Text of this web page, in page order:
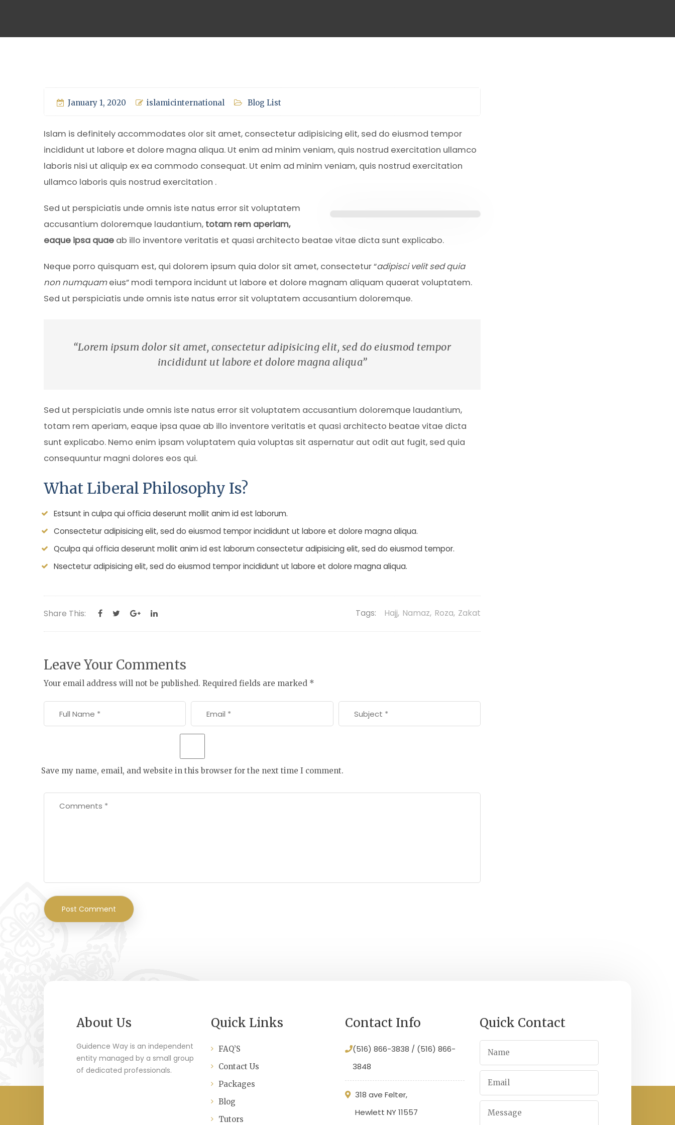
January 1, 2020 islamicinternational Blog List
Islam is definitely accommodates olor sit amet, consectetur adipisicing elit, sed do eiusmod tempor
incididunt ut labore et dolore magna aliqua. Ut enim ad minim veniam, quis nostrud exercitation ullamco
laboris nisi ut aliquip ex ea commodo consequat. Ut enim ad minim veniam, quis nostrud exercitation
ullamco laboris quis nostrud exercitation .
Sed ut perspiciatis unde omnis iste natus error sit voluptatem
accusantium doloremque laudantium, totam rem aperiam,
eaque ipsa quae ab illo inventore veritatis et quasi architecto beatae vitae dicta sunt explicabo.
Neque porro quisquam est, qui dolorem ipsum quia dolor sit amet, consectetur “adipisci velit sed quia
non numquameius” modi tempora incidunt ut labore et dolore magnam aliquam quaerat voluptatem.
Sed ut perspiciatis unde omnis iste natus error sit voluptatem accusantium doloremque.
“Lorem ipsum dolor sit amet, consectetur adipisicing elit, sed do eiusmod tempor
incididunt ut labore et dolore magna aliqua”
Sed ut perspiciatis unde omnis iste natus error sit voluptatem accusantium doloremque laudantium,
totam rem aperiam, eaque ipsa quae ab illo inventore veritatis et quasi architecto beatae vitae dicta
sunt explicabo. Nemo enim ipsam voluptatem quia voluptas sit aspernatur aut odit aut fugit, sed quia
consequuntur magni dolores eos qui.
What Liberal Philosophy Is?
Estsunt in culpa qui officia deserunt mollit anim id est laborum.
Consectetur adipisicing elit, sed do eiusmod tempor incididunt ut labore et dolore magna aliqua.
Qculpa qui officia deserunt mollit anim id est laborum consectetur adipisicing elit, sed do eiusmod tempor.
Nsectetur adipisicing elit, sed do eiusmod tempor incididunt ut labore et dolore magna aliqua.
Share This: Tags: Hajj, Namaz, Roza, Zakat
Leave Your Comments
Your email address will not be published. Required fields are marked *
Save my name, email, and website in this browser for the next time I comment.
About Us
Guidence Way is an independent
entity managed by a small group
of dedicated professionals.
Quick Links
FAQ’S
Contact Us
Packages
Blog
Tutors
Contact Info
(516) 866-3838 / (516) 866-
3848
318 ave Felter,
Hewlett NY 11557
Quick Contact